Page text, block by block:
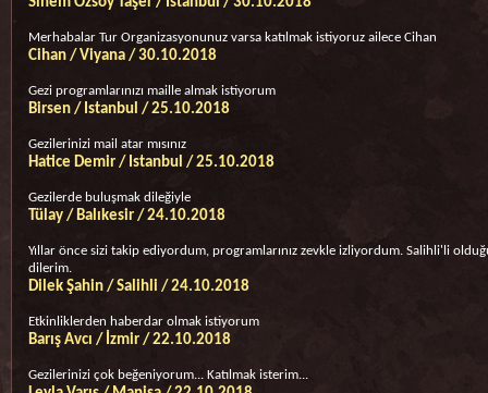
Merhabalar Tur Organizasyonunuz varsa katılmak istiyoruz ailece Cihan
Cihan / Viyana / 30.10.2018
Gezi programlarınızı maille almak istiyorum
Birsen / Istanbul / 25.10.2018
Gezilerinizi mail atar mısınız
Hatice Demir / Istanbul / 25.10.2018
Gezilerde buluşmak dileğiyle
Tülay / Balıkesir / 24.10.2018
Yıllar önce sizi takip ediyordum, programlarınız zevkle izliyordum. Salihli'li
dilerim.
Dilek Şahin / Salihli / 24.10.2018
Etkinliklerden haberdar olmak istiyorum
Barış Avcı / İzmir / 22.10.2018
Gezilerinizi çok beğeniyorum... Katılmak isterim...